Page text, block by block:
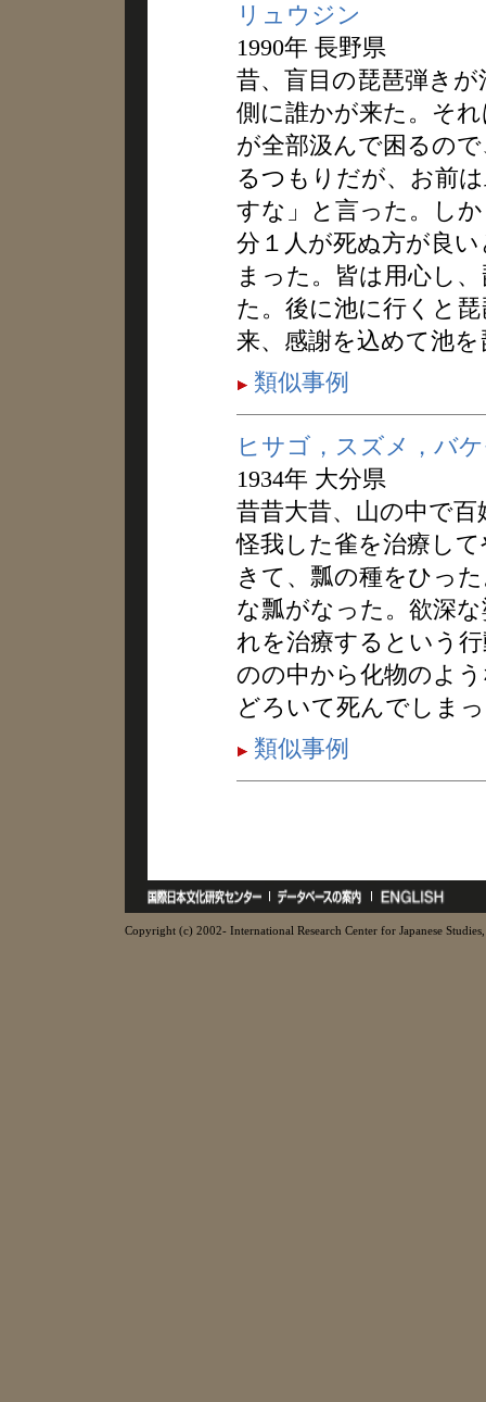
リュウジン
1990年 長野県
昔、盲目の琵琶弾き
側に誰かが来た。そ
が全部汲んで困るの
るつもりだが、お前
すな」と言った。し
分１人が死ぬ方が良
まった。皆は用心し
た。後に池に行くと
来、感謝を込めて池
類似事例
ヒサゴ，スズメ，バ
1934年 大分県
昔昔大昔、山の中で
怪我した雀を治療し
きて、瓢の種をひっ
な瓢がなった。欲深
れを治療するという
のの中から化物のよ
どろいて死んでしま
類似事例
Copyright (c) 2002- International Research Center for Japanese